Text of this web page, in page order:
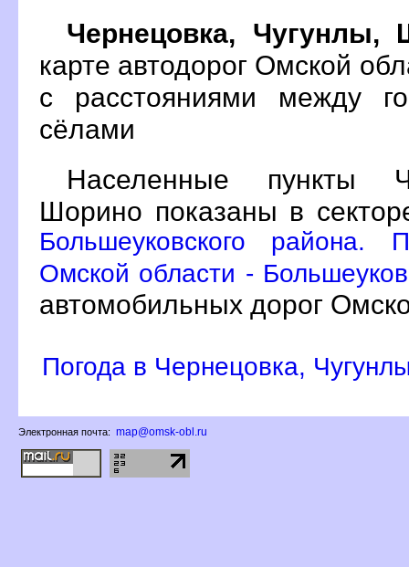
Чернецовка, Чугунлы,
карте автодорог Омской
с расстояниями между
сёлами
Населенные пункты
Шорино показаны в
Большеуковского района.
Омской области -
автомобильных дорог
Погода в Чернецовка,
Электронная почта: map@omsk-obl.ru